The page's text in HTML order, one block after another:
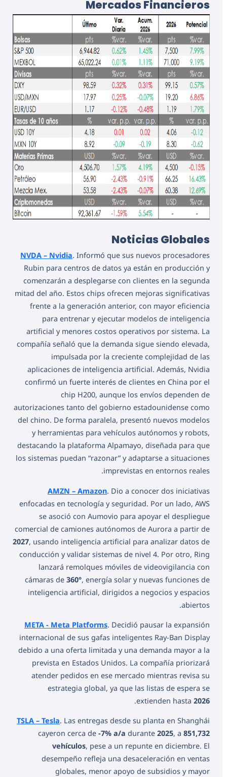
Mercados Financieros
Noticias Globales
NVDA – Nvidia. Informó que sus nuevos procesadores
Rubin para centros de datos ya están en producción y
comenzarán a desplegarse con clientes en la segunda
mitad del año. Estos chips ofrecen mejoras significativas
frente a la generación anterior, con mayor eficiencia
para entrenar y ejecutar modelos de inteligencia
artificial y menores costos operativos por sistema. La
compañía señaló que la demanda sigue siendo elevada,
impulsada por la creciente complejidad de las
aplicaciones de inteligencia artificial. Además, Nvidia
confirmó un fuerte interés de clientes en China por el
chip H200, aunque los envíos dependen de
autorizaciones tanto del gobierno estadounidense como
del chino. De forma paralela, presentó nuevos modelos
y herramientas para vehículos autónomos y robots,
destacando la plataforma Alpamayo, diseñada para que
los sistemas puedan “razonar” y adaptarse a situaciones
imprevistas en entornos reales.
AMZN – Amazon. Dio a conocer dos iniciativas
enfocadas en tecnología y seguridad. Por un lado, AWS
se asoció con Aumovio para apoyar el despliegue
comercial de camiones autónomos de Aurora a partir de
2027, usando inteligencia artificial para analizar datos de
conducción y validar sistemas de nivel 4. Por otro, Ring
lanzará remolques móviles de videovigilancia con
cámaras de360°, energía solar y nuevas funciones de
inteligencia artificial, dirigidos a negocios y espacios
abiertos.
META - Meta Platforms. Decidió pausar la expansión
internacional de sus gafas inteligentes Ray-Ban Display
debido a una oferta limitada y una demanda mayor a la
prevista en Estados Unidos. La compañía priorizará
atender pedidos en ese mercado mientras revisa su
estrategia global, ya que las listas de espera se
extienden hasta2026
.
TSLA – Tesla. Las entregas desde su planta en Shanghái
cayeron cerca de-7% a/a durante2025, a851,732
vehículos, pese a un repunte en diciembre. El
desempeño refleja una desaceleración en ventas
globales, menor apoyo de subsidios y mayor